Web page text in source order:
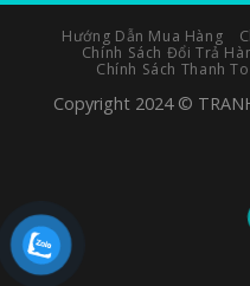
Hướng Dẫn Mua Hàng
Chính Sách Đổi Trả
Chính Sách Thanh
Copyright 2024 ©